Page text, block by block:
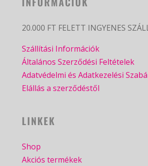
20.000 FT FELETT INGYENES
Szállítási Információk
Általános Szerződési Feltételek
Adatvédelmi és Adatkezelési
Elállás a szerződéstől
LINKEK
Shop
Akciós termékek